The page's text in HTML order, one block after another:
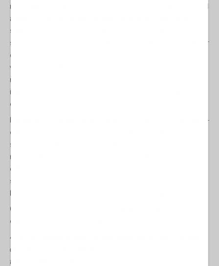
non è negata per errore, ma perché la sua sola esistenza rompe il
frame
selettivo, spezza la finzione della civiltà. Finché questa resistenza
sarà in piedi, sarà anche inaccettabile per l’ordine occidentale. Per
questo, Gaza può essere rasa al suolo senza che il sistema
vacilli. E l’architettura dell’Occidente, nella sua razionalità
necropolitica, continuerà a funzionare. Non come spettatore
inerte, ma come co-autore lucido, ingegnere delle sue geometrie
di morte.
Eppure, ciò che questo stesso ordine non riesce a comprendere -
e dunque a spezzare - è la forza che scaturisce dall’intreccio
secolare tra memoria, giustizia e terra. La resistenza, anche
massacrata, anche isolata, non si estingue. Rinasce nei solchi
della distruzione, nel sangue che irrigua il suolo, nella parola che
sopravvive al silenzio. A Teheran come a Gaza, a Jenin come a
Come ha scritto il poeta afghano Najib Barwar, all’indomani
dell’aggressione sionista a Tehran:
«Che può il temporale contro questo antico salice?
dei martiri - ogni ramo abbraccia il suo sudario
tutto l’Oriente sanguina da questa ferita